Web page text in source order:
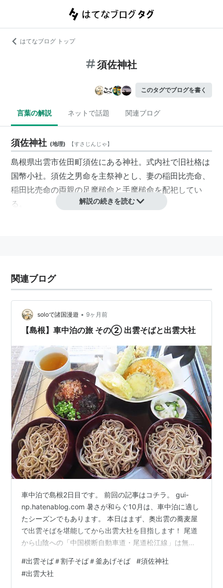
はてなブログ トップ
須佐神社
このタグでブログを書く
言葉の解説 ネットで話題 関連ブログ
須佐神社 (地理) 【すさじんじゃ】
島根県出雲市佐田町須佐にある神社。式内社で旧社格は
国幣小社。須佐之男命を主祭神とし、妻の稲田比売命、
稲田比売命の両親の足摩槌命と手摩槌命を配祀してい
る。
解説の続きを読む
関連ブログ
soloで諸国漫遊 • 9ヶ月前
【島根】車中泊の旅 その② 出雲そばと出雲大社
車中泊で島根2日目です。 前回の記事はコチラ。 gui-
np.hatenablog.com 暑さが和らぐ10月は、車中泊に適し
たシーズンでもあります。 本日はまず、奥出雲の蕎麦屋
で出雲そばを堪能してから出雲大社を目指します！ 尾道
から山陰への「中国横断自動車道・尾道松江線」は無
したのは、11時開店の1時間半前(^^;) そば処 清聴庵 紅葉
シーズン以外は土日祝日のみの営業。 地元で栽培された
#出雲そば＃割子そば＃釜あげそば #須佐神社
#出雲大社